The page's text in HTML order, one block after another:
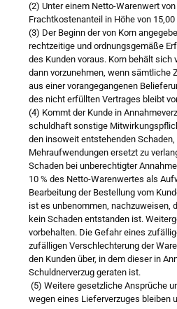
(2) Unter einem Netto-Warenwert
Frachtkostenanteil in Höhe von
(3) Der Beginn der von Korn
rechtzeitige und ordnungsgemäße
des Kunden voraus. Korn behält sich
dann vorzunehmen, wenn sämtliche
aus einer vorangegangenen
des nicht erfüllten Vertrages bleibt
(4) Kommt der Kunde in
schuldhaft sonstige
den insoweit entstehenden
Mehraufwendungen ersetzt zu
Schaden bei unberechtigter
10 % des Netto-Warenwertes als
Bearbeitung der Bestellung vom
ist es unbenommen, nachzuweisen,
kein Schaden entstanden ist.
vorbehalten. Die Gefahr eines
zufälligen Verschlechterung der
den Kunden über, in dem dieser in
Schuldnerverzug geraten ist.
(5) Weitere gesetzliche Ansprüche
wegen eines Lieferverzuges bleiben